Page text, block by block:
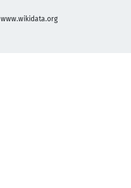
www.wikidata.org